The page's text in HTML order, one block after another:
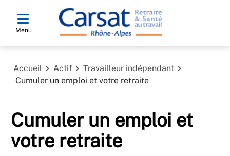
Menu
Accueil Actif
Travailleur indépendant
Cumuler un emploi et votre retraite
Cumuler un emploi et
votre retraite